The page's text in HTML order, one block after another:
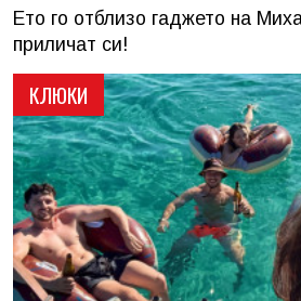
КЛЮКИ
Ето го отблизо гаджето на
приличат си!